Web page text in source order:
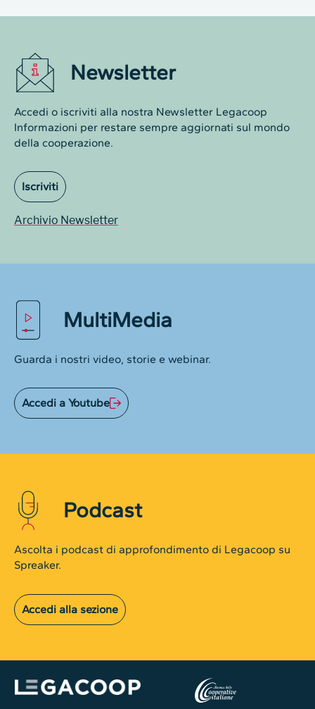
Newsletter
Accedi o iscriviti alla nostra Newsletter Legacoop
Informazioni per restare sempre aggiornati sul mondo
della cooperazione.
Iscriviti
Archivio Newsletter
MultiMedia
Guarda i nostri video, storie e webinar.
Accedi a Youtube
Podcast
Ascolta i podcast di approfondimento di Legacoop su
Spreaker.
Accedi alla sezione